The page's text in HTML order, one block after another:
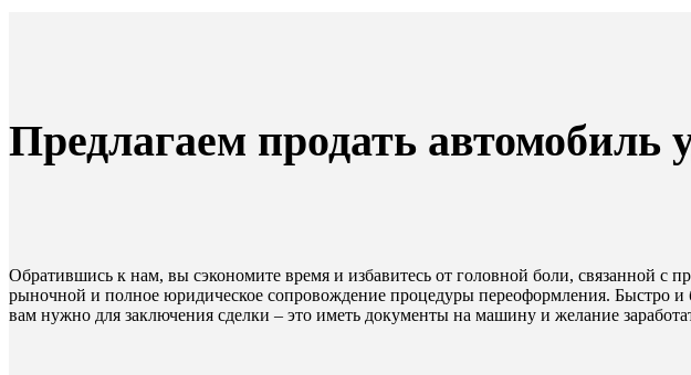
Предлагаем продать
Обратившись к нам, вы сэкономите время и избавитесь от головной боли, связанной
рыночной и полное юридическое сопровождение процедуры переоформления. Быстро
вам нужно для заключения сделки – это иметь документы на машину и желание